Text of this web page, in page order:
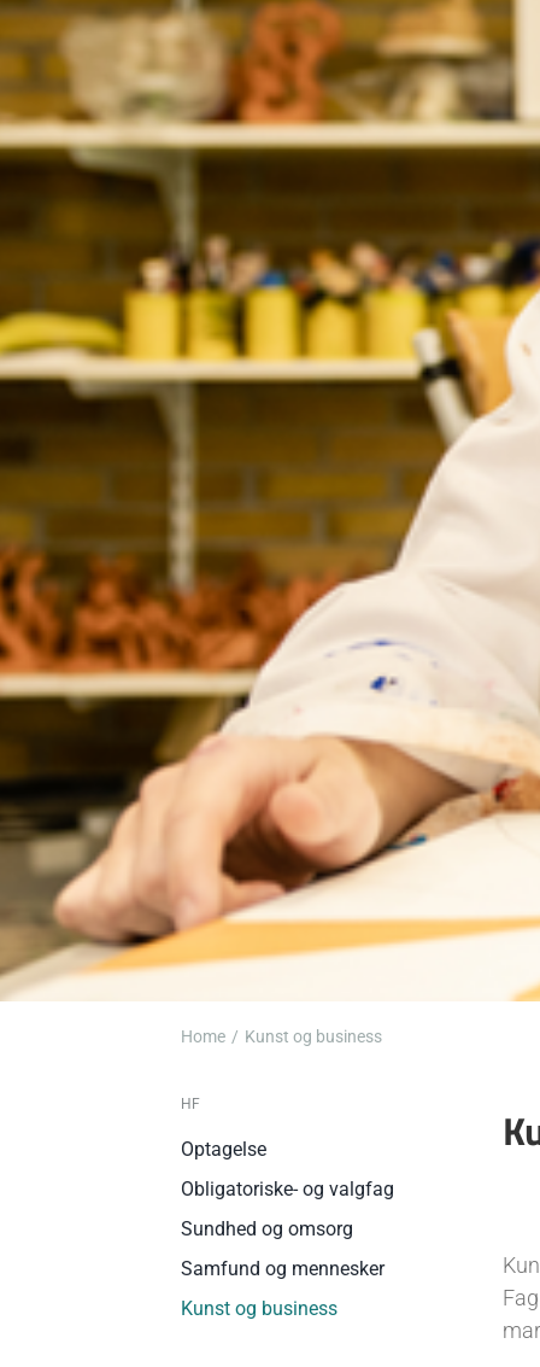
Home Kunst og business
HF
Optagelse
Obligatoriske- og valgfag
Sundhed og omsorg
Samfund og mennesker
Kunst og business